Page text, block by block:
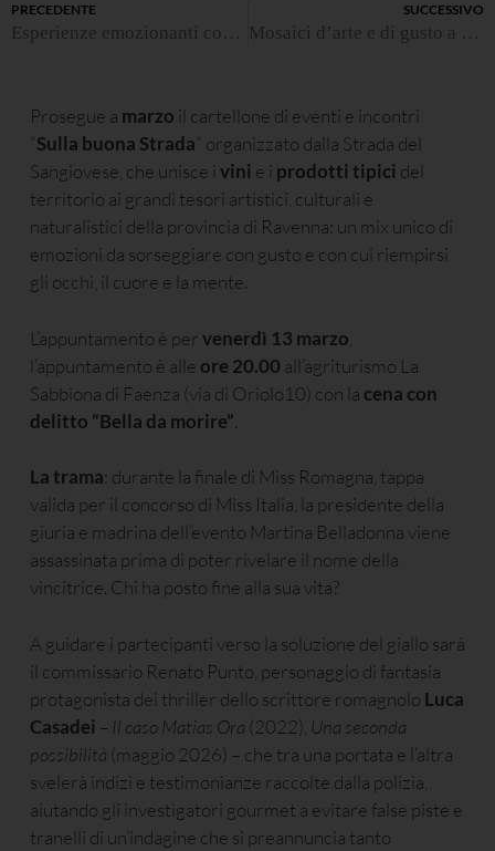
PRECEDENTE
Esperienze emozionanti con “Romagna a tu per tu”
SUCCESSIVO
Mosaici d’arte e di gusto a Ravenna – Sabato 28 marzo
Prosegue a marzo il cartellone di eventi e incontri
“ Sulla buona Strada“ organizzato dalla Strada del
Sangiovese, che unisce ivini e i prodotti tipici del
territorio ai grandi tesori artistici, culturali e
naturalistici della provincia di Ravenna: un mix unico di
emozioni da sorseggiare con gusto e con cui riempirsi
gli occhi, il cuore e la mente.
L’appuntamento è pervenerdì 13 marzo
l’appuntamento è alle ore 20.00 all’agriturismo La
Sabbiona di Faenza (via di Oriolo10) con la cena con
delitto “Bella da morire”.
La trama: durante la finale di Miss Romagna, tappa
valida per il concorso di Miss Italia, la presidente della
giuria e madrina dell’evento Martina Belladonna viene
assassinata prima di poter rivelare il nome della
vincitrice. Chi ha posto fine alla sua vita?
A guidare i partecipanti verso la soluzione del giallo sarà
il commissario Renato Punto, personaggio di fantasia
protagonista dei thriller dello scrittore romagnolo Luca
Casadei – Il caso Matias Ora (2022), Una seconda
possibilità (maggio 2026) – che tra una portata e l’altra
svelerà indizi e testimonianze raccolte dalla polizia,
aiutando gli investigatori gourmet a evitare false piste e
tranelli di un’indagine che si preannuncia tanto